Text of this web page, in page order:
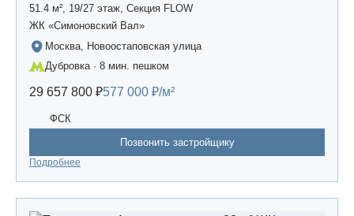
51.4 м², 19/27 этаж, Секция FLOW
ЖК «Симоновский Вал»
Москва, Новоостаповская улица
Дубровка · 8 мин. пешком
29 657 800 ₽577 000 ₽/м²
ФСК
Позвонить застройщику
Подробнее